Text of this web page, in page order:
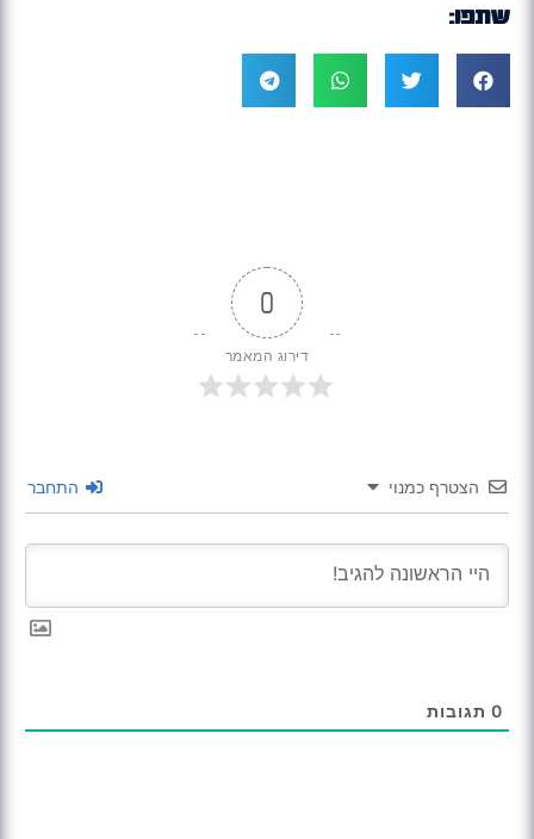
שתפו:
0
דירוג המאמר
הצטרף כמנוי התחבר
0 תגובות